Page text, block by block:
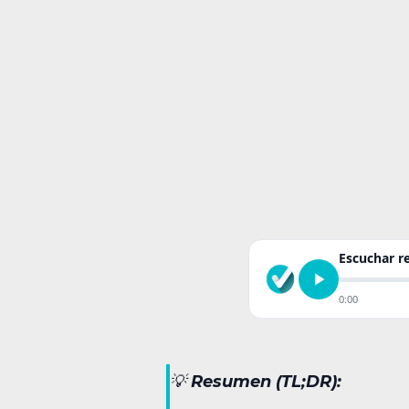
Escuchar
0:00
💡Resumen (TL;DR):